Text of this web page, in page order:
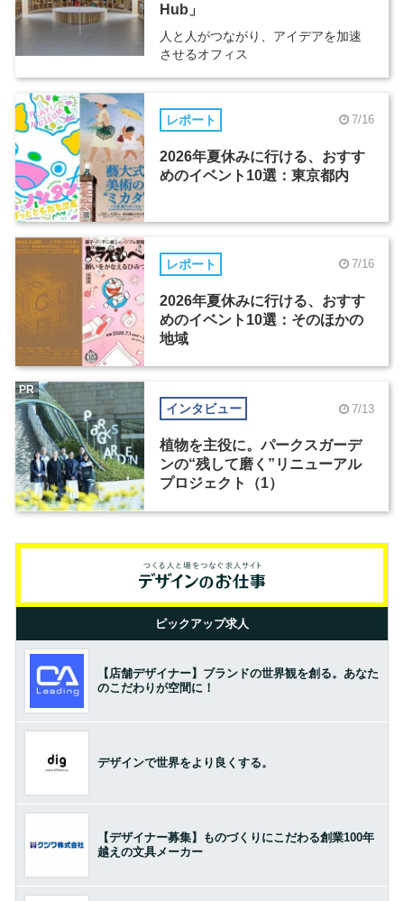
Hub」
人と人がつながり、アイデアを加速
させるオフィス
レポート 7/16
2026年夏休みに行ける、おすす
めのイベント10選：東京都内
レポート 7/16
2026年夏休みに行ける、おすす
めのイベント10選：そのほかの
地域
インタビュー 7/13
植物を主役に。パークスガーデ
ンの“残して磨く”リニューアル
プロジェクト（1）
PR
ピックアップ求人
【店舗デザイナー】ブランドの世界観を創る。あなた
のこだわりが空間に！
デザインで世界をより良くする。
【デザイナー募集】ものづくりにこだわる創業100年
越えの文具メーカー